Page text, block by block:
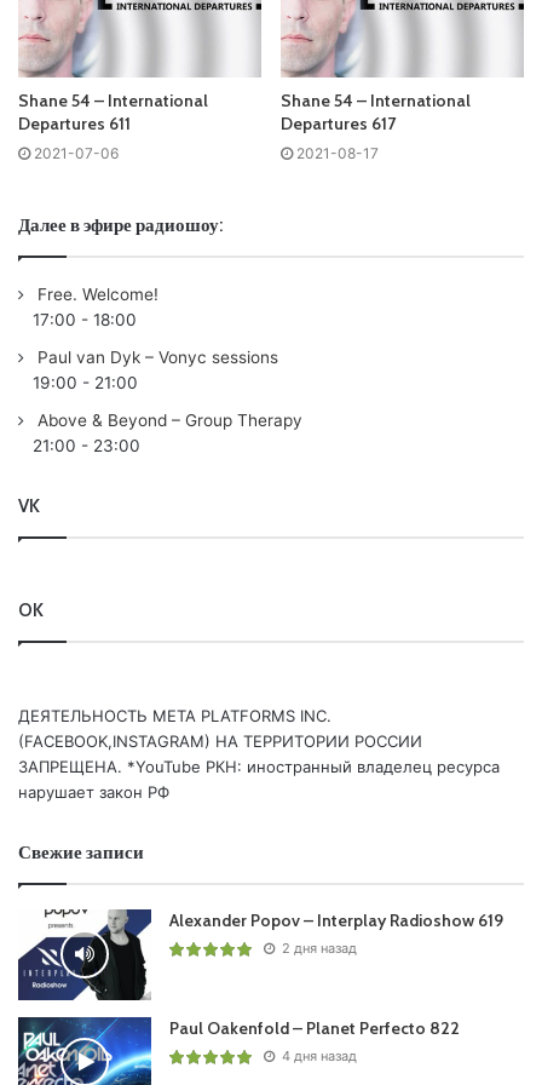
41:17
09. Anyma feat Meg Myers – Running /Armada/ 47:05
10. System F – Out Of The Blue (Matt Fax Extended Remix)
/Flashover/ 52:32
Пользовательская оценка:
Shane 54 – International
Departures 611
2021-07-06
Shane 54 – International
Departures 617
2021-08-17
Далее в эфире радиошоу:
Free. Welcome!
17:00 - 18:00
Paul van Dyk – Vonyc sessions
19:00 - 21:00
Above & Beyond – Group Therapy
21:00 - 23:00
VK
OK
ДЕЯТЕЛЬНОСТЬ МЕТА PLATFORMS INC.
(FACEBOOK,INSTAGRAM) НА ТЕРРИТОРИИ РОССИИ
ЗАПРЕЩЕНА. *YouTube РКН: иностранный владелец ресурса
нарушает закон РФ
Свежие записи
Alexander Popov – Interplay Radioshow 619
2 дня назад
Paul Oakenfold – Planet Perfecto 822
4 дня назад